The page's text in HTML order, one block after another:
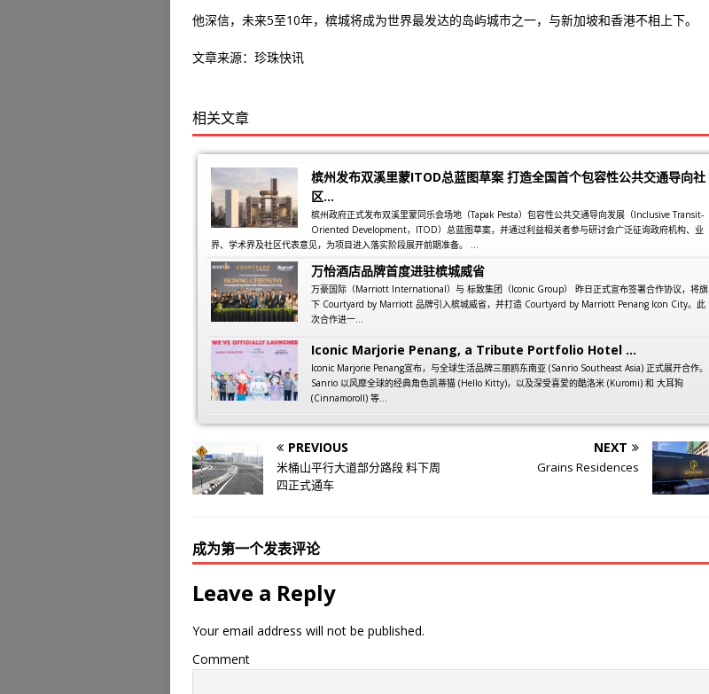
他深信，未来5至10年，槟城将成为世界最发达的岛屿城市之一，与新加坡和香港不相上下。
文章来源：珍珠快讯
相关文章
槟州发布双溪里蒙ITOD总蓝图草案 打造全国首个包容性公共交通导向社
区...
槟州政府正式发布双溪里蒙同乐会场地（Tapak Pesta）包容性公共交通导向发展（Inclusive Transit-
Oriented Development，ITOD）总蓝图草案，并通过利益相关者参与研讨会广泛征询政府机构、业
界、学术界及社区代表意见，为项目进入落实阶段展开前期准备。 ...
万怡酒店品牌首度进驻槟城威省
万豪国际（Marriott International）与 标致集团（Iconic Group） 昨日正式宣布签署合作协议，将旗
下 Courtyard by Marriott 品牌引入槟城威省，并打造 Courtyard by Marriott Penang Icon City。此
次合作进一...
Iconic Marjorie Penang, a Tribute Portfolio Hotel ...
Iconic Marjorie Penang宣布，与全球生活品牌三丽鸥东南亚 (Sanrio Southeast Asia) 正式展开合作。
Sanrio 以风靡全球的经典角色凯蒂猫 (Hello Kitty)，以及深受喜爱的酷洛米 (Kuromi) 和 大耳狗
(Cinnamoroll) 等...
PREVIOUS
米桶山平行大道部分路段 料下周
四正式通车
NEXT
Grains Residences
成为第一个发表评论
Leave a Reply
Your email address will not be published.
Comment